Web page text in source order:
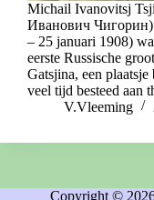
Michail Ivanovitsj
Иванович Чигорин)
– 25 januari 1908)
eerste Russische
Gatsjina, een
veel tijd besteed aan
V.Vleeming
Copyright ©